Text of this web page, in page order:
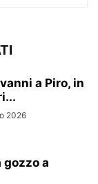
a Piro, in
2026
a